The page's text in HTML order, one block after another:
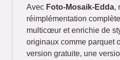
Avec Foto-Mosaik-Edda,
réimplémentation
multicœur et enrichie de
originaux comme parquet
version gratuite, une